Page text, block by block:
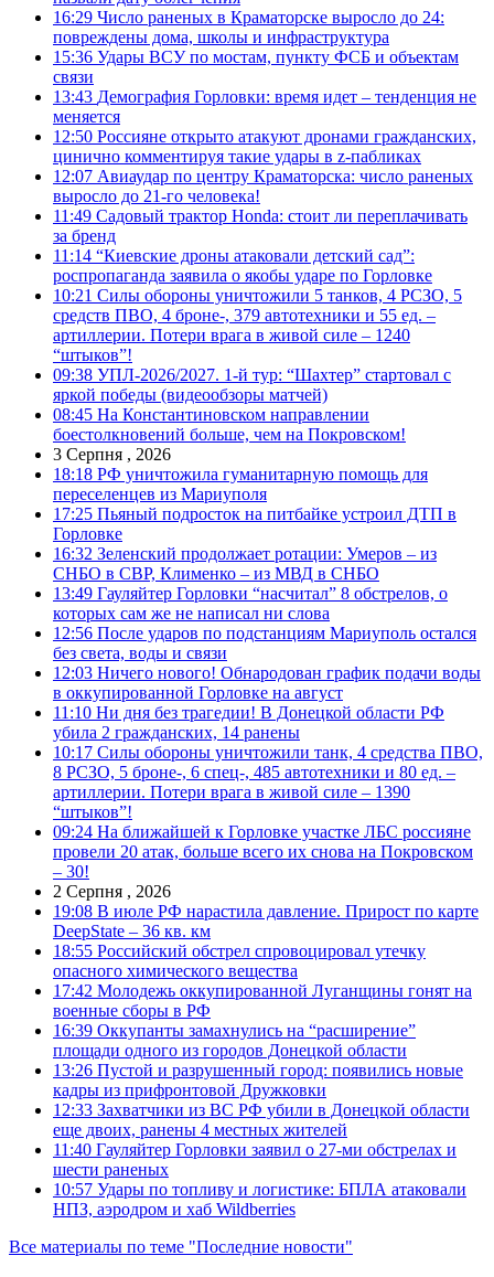
16:29 Число раненых в Краматорске выросло до 24:
повреждены дома, школы и инфраструктура
15:36 Удары ВСУ по мостам, пункту ФСБ и объектам
связи
13:43 Демография Горловки: время идет – тенденция не
меняется
12:50 Россияне открыто атакуют дронами гражданских,
цинично комментируя такие удары в z-пабликах
12:07 Авиаудар по центру Краматорска: число раненых
выросло до 21-го человека!
11:49 Садовый трактор Honda: стоит ли переплачивать
за бренд
11:14 “Киевские дроны атаковали детский сад”:
роспропаганда заявила о якобы ударе по Горловке
10:21 Силы обороны уничтожили 5 танков, 4 РСЗО, 5
средств ПВО, 4 броне-, 379 автотехники и 55 ед. –
артиллерии. Потери врага в живой силе – 1240
“штыков”!
09:38 УПЛ-2026/2027. 1-й тур: “Шахтер” стартовал с
яркой победы (видеообзоры матчей)
08:45 На Константиновском направлении
боестолкновений больше, чем на Покровском!
3 Серпня , 2026
18:18 РФ уничтожила гуманитарную помощь для
переселенцев из Мариуполя
17:25 Пьяный подросток на питбайке устроил ДТП в
Горловке
16:32 Зеленский продолжает ротации: Умеров – из
СНБО в СВР, Клименко – из МВД в СНБО
13:49 Гауляйтер Горловки “насчитал” 8 обстрелов, о
которых сам же не написал ни слова
12:56 После ударов по подстанциям Мариуполь остался
без света, воды и связи
12:03 Ничего нового! Обнародован график подачи воды
в оккупированной Горловке на август
11:10 Ни дня без трагедии! В Донецкой области РФ
убила 2 гражданских, 14 ранены
10:17 Силы обороны уничтожили танк, 4 средства ПВО,
8 РСЗО, 5 броне-, 6 спец-, 485 автотехники и 80 ед. –
артиллерии. Потери врага в живой силе – 1390
“штыков”!
09:24 На ближайшей к Горловке участке ЛБС россияне
провели 20 атак, больше всего их снова на Покровском
– 30!
2 Серпня , 2026
19:08 В июле РФ нарастила давление. Прирост по карте
DeepState – 36 кв. км
18:55 Российский обстрел спровоцировал утечку
опасного химического вещества
17:42 Молодежь оккупированной Луганщины гонят на
военные сборы в РФ
16:39 Оккупанты замахнулись на “расширение”
площади одного из городов Донецкой области
13:26 Пустой и разрушенный город: появились новые
кадры из прифронтовой Дружковки
12:33 Захватчики из ВС РФ убили в Донецкой области
еще двоих, ранены 4 местных жителей
11:40 Гауляйтер Горловки заявил о 27-ми обстрелах и
шести раненых
10:57 Удары по топливу и логистике: БПЛА атаковали
НПЗ, аэродром и хаб Wildberries
Все материалы по теме "Последние новости"